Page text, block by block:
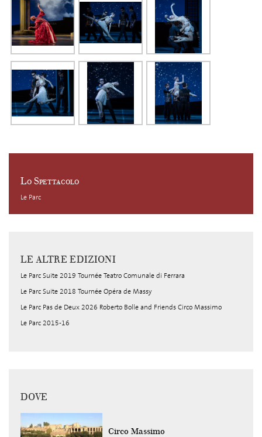
Lo Spettacolo
Le Parc
LE ALTRE EDIZIONI
Le Parc Suite 2019 Tournée Teatro Comunale di Ferrara
Le Parc Suite 2018 Tournée Opéra de Massy
Le Parc Pas de Deux 2026 Roberto Bolle and Friends Circo Massimo
Le Parc 2015-16
DOVE
Circo Massimo